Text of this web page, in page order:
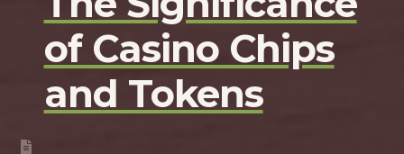
of Casino Chips
and Tokens